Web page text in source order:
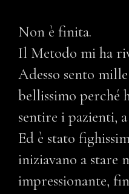
Non è finita.
Il Metodo mi ha
Adesso sento
bellissimo perché
sentire i pazienti,
Ed è stato
iniziavano a stare
impressionante,